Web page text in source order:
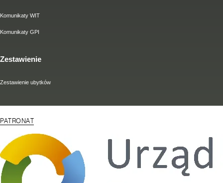
Komunikaty WIT
Komunikaty GPI
Zestawienie
Zestawienie ubytków
PATRONAT